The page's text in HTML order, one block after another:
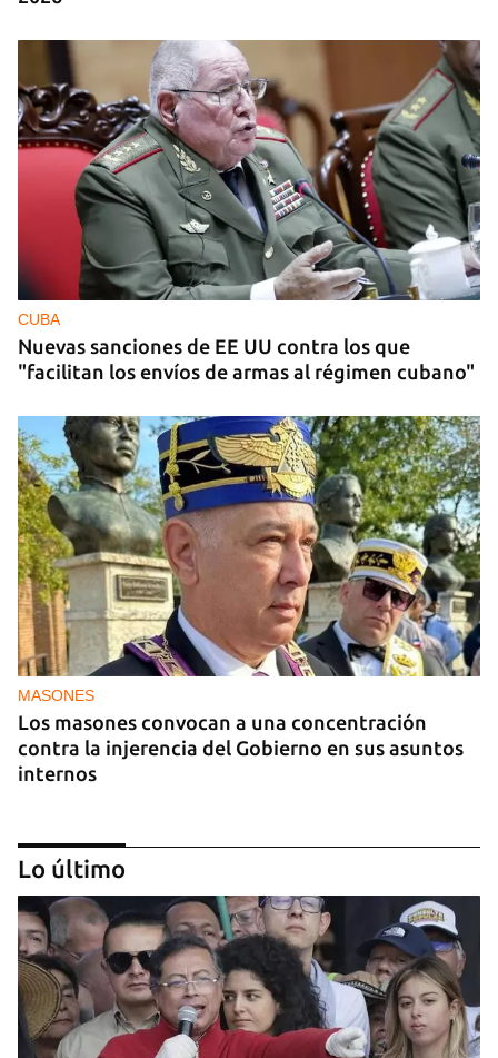
CUBA
Nuevas sanciones de EE UU contra los que
"facilitan los envíos de armas al régimen cubano"
MASONES
Los masones convocan a una concentración
contra la injerencia del Gobierno en sus asuntos
internos
Lo último